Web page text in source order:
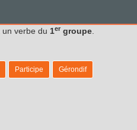
verbe du 1er groupe
Participe Gérondif